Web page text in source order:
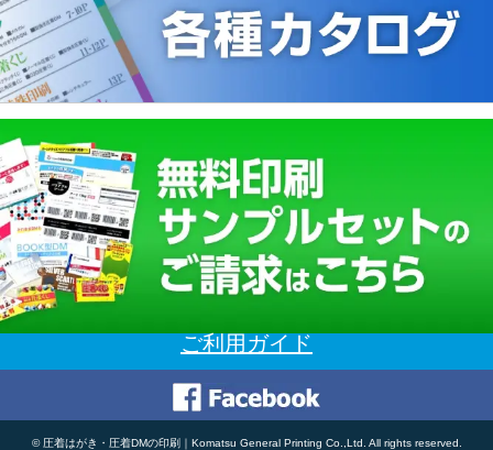
ご利用ガイド
© 圧着はがき・圧着DMの印刷｜Komatsu General Printing Co.,Ltd. All rights reserved.